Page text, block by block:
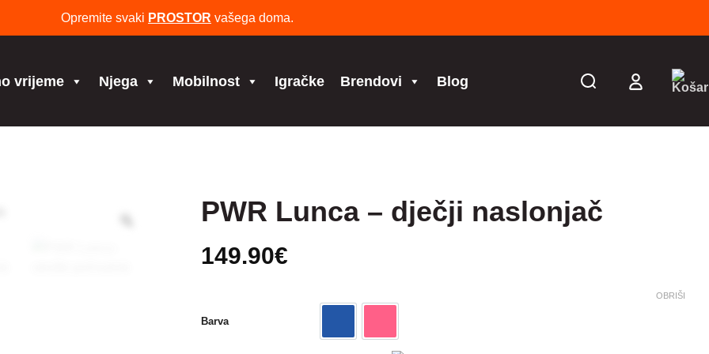
Opremite svaki PROSTOR vašega doma.
vrijeme Njega Mobilnost Igračke Brendovi Blog
PWR Lunca – dječji naslonjač
149.90€
Barva
OBRIŠI